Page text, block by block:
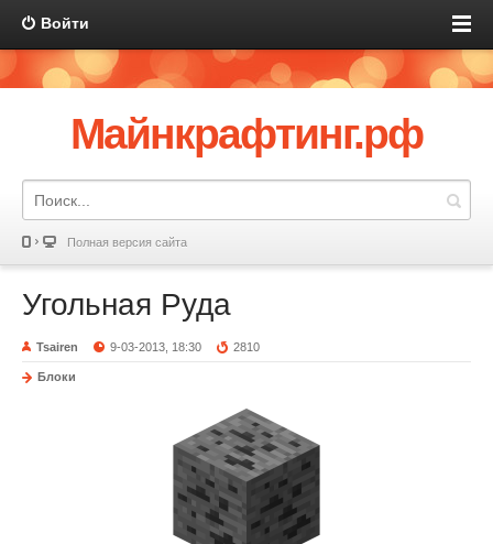
Войти
Майнкрафтинг.рф
Полная версия сайта
Угольная Руда
Tsairen 9-03-2013, 18:30 2810
Блоки